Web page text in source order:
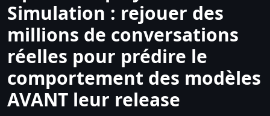
Simulation : rejouer des
millions de conversations
réelles pour prédire le
comportement des modèles
AVANT leur release